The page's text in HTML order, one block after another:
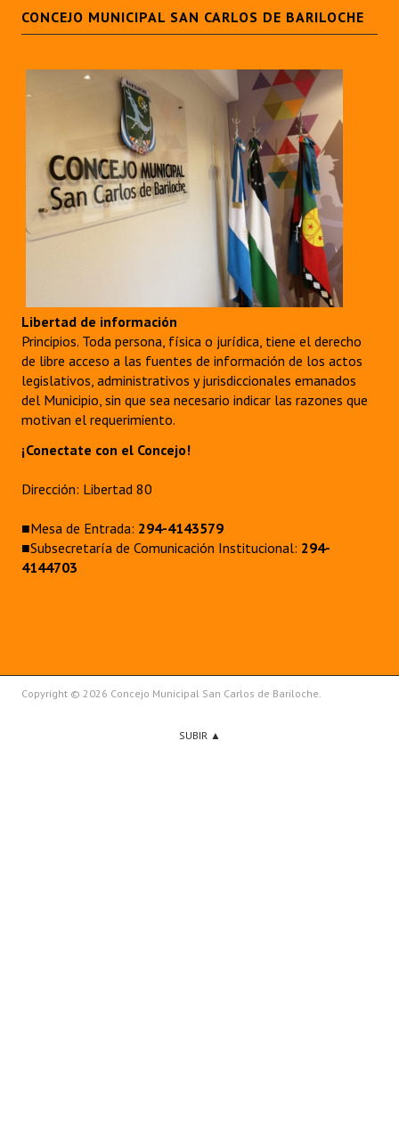
CONCEJO MUNICIPAL SAN CARLOS DE BARILOCHE
Libertad de información
Principios. Toda persona, física o jurídica, tiene el derecho
de libre acceso a las fuentes de información de los actos
legislativos, administrativos y jurisdiccionales emanados
del Municipio, sin que sea necesario indicar las razones que
motivan el requerimiento.
¡Conectate con el Concejo!
Dirección: Libertad 80
■Mesa de Entrada: 294-4143579
■Subsecretaría de Comunicación Institucional: 294-
4144703
Copyright © 2026 Concejo Municipal San Carlos de Bariloche.
SUBIR ▲